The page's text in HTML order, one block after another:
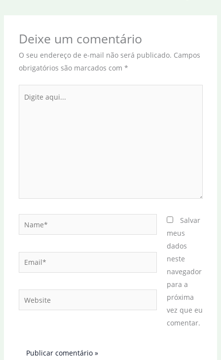
Deixe um comentário
O seu endereço de e-mail não será publicado. Campos
obrigatórios são marcados com *
aqui...
Email*
Website
Salvar
meus
dados
neste
navegador
para a
próxima
vez que eu
comentar.